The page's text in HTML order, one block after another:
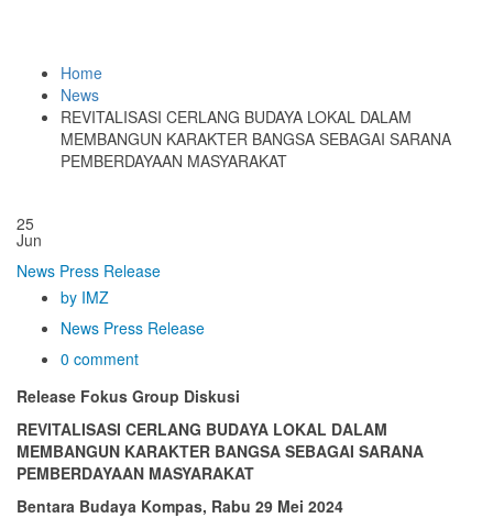
Home
News
REVITALISASI CERLANG BUDAYA LOKAL DALAM
MEMBANGUN KARAKTER BANGSA SEBAGAI SARANA
PEMBERDAYAAN MASYARAKAT
25
Jun
News Press Release
by IMZ
News Press Release
0 comment
Release Fokus Group Diskusi
REVITALISASI CERLANG BUDAYA LOKAL DALAM
MEMBANGUN KARAKTER BANGSA SEBAGAI SARANA
PEMBERDAYAAN MASYARAKAT
Bentara Budaya Kompas, Rabu 29 Mei 2024